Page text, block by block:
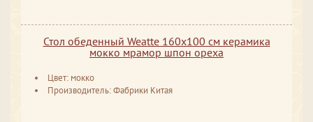
Стол обеденный Weatte 160х100 см керамика
мокко мрамор шпон ореха
Цвет: мокко
Производитель: Фабрики Китая